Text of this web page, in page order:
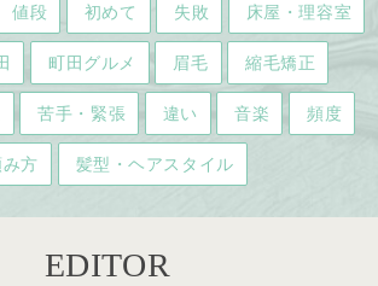
値段 初めて 失敗 床屋・理容室
町田グルメ 眉毛 縮毛矯正
苦手・緊張 違い 音楽 頻度
み方 髪型・ヘアスタイル
EDITOR